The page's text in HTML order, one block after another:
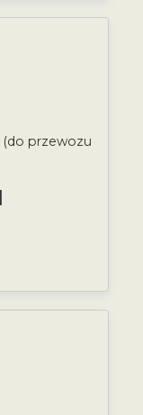
(do przewozu